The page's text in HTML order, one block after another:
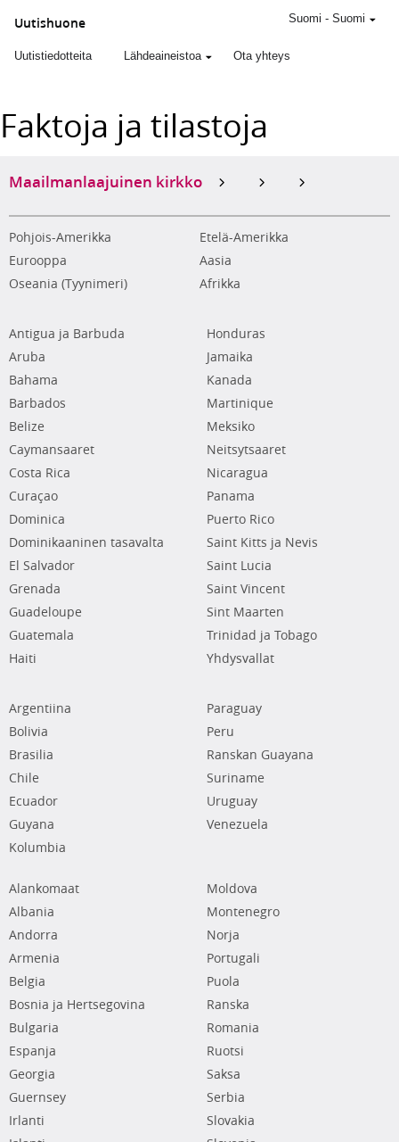
Uutishuone
Uutistiedotteita Lähdeaineistoa Ota yhteys
Suomi - Suomi
Faktoja ja tilastoja
Maailmanlaajuinen kirkko
Pohjois-Amerikka
Etelä-Amerikka
Eurooppa
Aasia
Oseania (Tyynimeri)
Afrikka
Antigua ja Barbuda
Aruba
Bahama
Barbados
Belize
Caymansaaret
Costa Rica
Curaçao
Dominica
Dominikaaninen tasavalta
El Salvador
Grenada
Guadeloupe
Guatemala
Haiti
Honduras
Jamaika
Kanada
Martinique
Meksiko
Neitsytsaaret
Nicaragua
Panama
Puerto Rico
Saint Kitts ja Nevis
Saint Lucia
Saint Vincent
Sint Maarten
Trinidad ja Tobago
Yhdysvallat
Argentiina
Bolivia
Brasilia
Chile
Ecuador
Guyana
Kolumbia
Paraguay
Peru
Ranskan Guayana
Suriname
Uruguay
Venezuela
Alankomaat
Albania
Andorra
Armenia
Belgia
Bosnia ja Hertsegovina
Bulgaria
Espanja
Georgia
Guernsey
Irlanti
Moldova
Montenegro
Norja
Portugali
Puola
Ranska
Romania
Ruotsi
Saksa
Serbia
Slovakia